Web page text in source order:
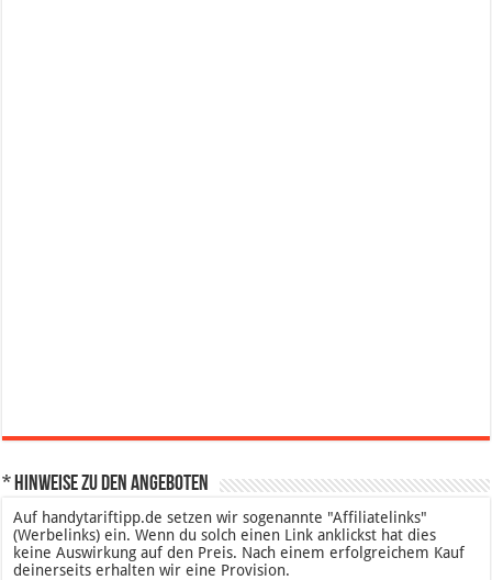
* Hinweise zu den Angeboten
Auf handytariftipp.de setzen wir sogenannte "Affiliatelinks"
(Werbelinks) ein. Wenn du solch einen Link anklickst hat dies
keine Auswirkung auf den Preis. Nach einem erfolgreichem Kauf
deinerseits erhalten wir eine Provision.